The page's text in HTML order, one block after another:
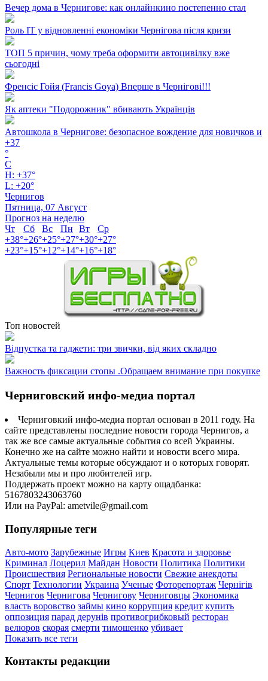
Вечер дома в Чернигове: как онлайнкино постепенно стал
Роль ІТ у відновленні економіки Чернігова після кризи
ТОП 5 причин, чому треба оформити автоцивілку вже
сьогодні
Френсіс Гойя (Francis Goya) Вперше в Чернігові!!!
Як аптеки "Подорожник" вбивають Українців
Автошкола в Чернигове: безопасное вождение для новичков и
+37
°
C
H: +37°
L: +20°
Чернигов
Пятница, 07 Август
Прогноз на неделю
Чт
Сб Вс Пн Вт
Ср
+38°+26°+25°+27°+30°+27°
+23°+15°+12°+14°+16°+18°
Топ новостей
Відпустка та гаджети: три звички, від яких складно
Важность фиксации стопы .Обращаем внимание при покупке
Черниговский инфо-медиа портал
Черниговкий инфо-медиа портал основан в 2011 году. На
сайте представлены последние новости города Чернигов, а
так же все самые актуальные события со всей Украины.
Конечно же на сайте можно найти и новости всего мира.
Актуальные темы которые обсуждают и о которых говорят.
Незабыли мы и про любителей игр.
Поддержать проект можно на карту ощадбанка:
5167803243063760
Или на PayPal: ametvile@gmail.com
Популярные теги
Авто-мото Зарубежные Игры Киев Красота и здоровье
Криминал Лоцерил Майдан Новости Политика Политики
Происшествия Региональные новости Свежие анекдоты
Спорт Технологии Украина Ученые Фоторепортаж Чернігів
Чернигов Чернигова Чернигову Черниговцы Экономика
власть воровство займы кино коррупция кредит купить
оппозиция парад дерунів противогрибковый ресторан
велюров скорая смерти тимошенко убивает
Показать все теги
Контакты редакции